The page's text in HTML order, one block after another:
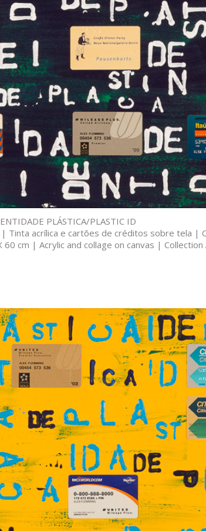
PLÁSTICA/PLASTIC ID
Tinta acrílica e cartões de créditos sobre tela |
60 cm | Acrylic and collage on canvas | Collection